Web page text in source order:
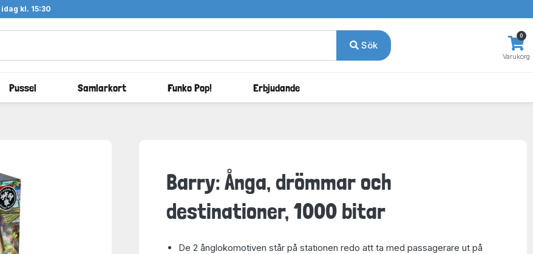
idag kl. 15:30
Sök
Varukorg
0
Pussel Samlarkort Funko Pop! Erbjudande
Barry: Ånga, drömmar och
destinationer, 1000 bitar
De 2 ånglokomotiven står på stationen redo att ta med passagerare ut på